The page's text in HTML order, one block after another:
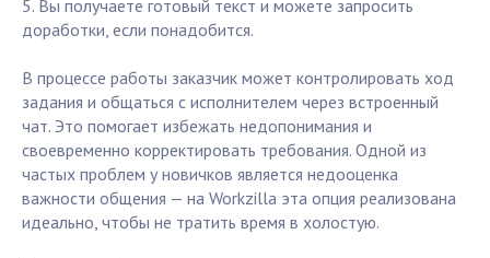
5. Вы получаете готовый текст и можете запросить
доработки, если понадобится.
В процессе работы заказчик может контролировать ход
задания и общаться с исполнителем через встроенный
чат. Это помогает избежать недопонимания и
своевременно корректировать требования. Одной из
частых проблем у новичков является недооценка
важности общения — на Workzilla эта опция реализована
идеально, чтобы не тратить время в холостую.